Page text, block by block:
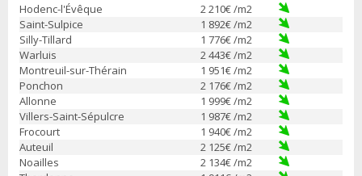
Hodenc-l'Évêque 2 210€ /m2
Saint-Sulpice
1 892€ /m2
Silly-Tillard
1 776€ /m2
Warluis
2 443€ /m2
Montreuil-sur-Thérain
1 951€ /m2
Ponchon
2 176€ /m2
Allonne
1 999€ /m2
Villers-Saint-Sépulcre
1 987€ /m2
Frocourt
1 940€ /m2
Auteuil
2 125€ /m2
Noailles
2 134€ /m2